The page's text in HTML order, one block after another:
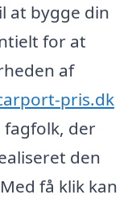
at bygge din
for at
af
pris.dk
der
den
få klik kan